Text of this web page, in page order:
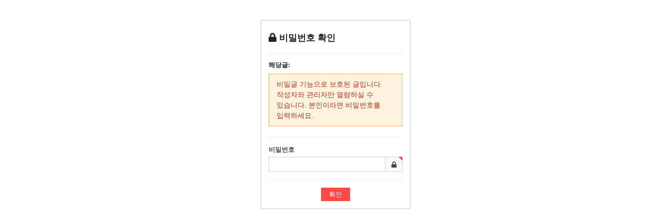
비밀번호 확인
해당글:
비밀글 기능으로 보호된 글입니다.
작성자와 관리자만 열람하실 수
있습니다. 본인이라면 비밀번호를
입력하세요.
비밀번호